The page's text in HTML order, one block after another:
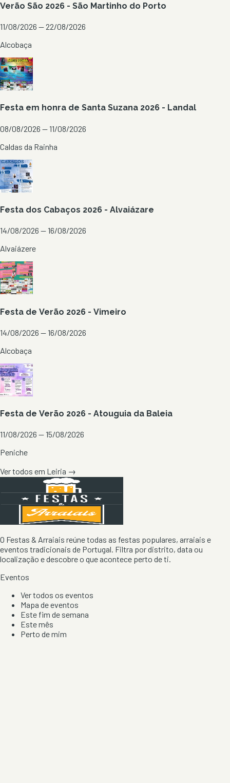
Verão São 2026 - São Martinho do Porto
11/08/2026 — 22/08/2026
Alcobaça
Festa em honra de Santa Suzana 2026 - Landal
08/08/2026 — 11/08/2026
Caldas da Rainha
Festa dos Cabaços 2026 - Alvaiázare
14/08/2026 — 16/08/2026
Alvaiázere
Festa de Verão 2026 - Vimeiro
14/08/2026 — 16/08/2026
Alcobaça
Festa de Verão 2026 - Atouguia da Baleia
11/08/2026 — 15/08/2026
Peniche
Ver todos em Leiria →
O Festas & Arraiais reúne todas as festas populares, arraiais e
eventos tradicionais de Portugal. Filtra por distrito, data ou
localização e descobre o que acontece perto de ti.
Eventos
Ver todos os eventos
Mapa de eventos
Este fim de semana
Este mês
Perto de mim